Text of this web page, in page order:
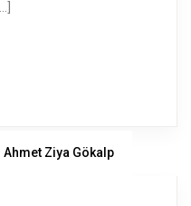
Ahmet Ziya Gökalp